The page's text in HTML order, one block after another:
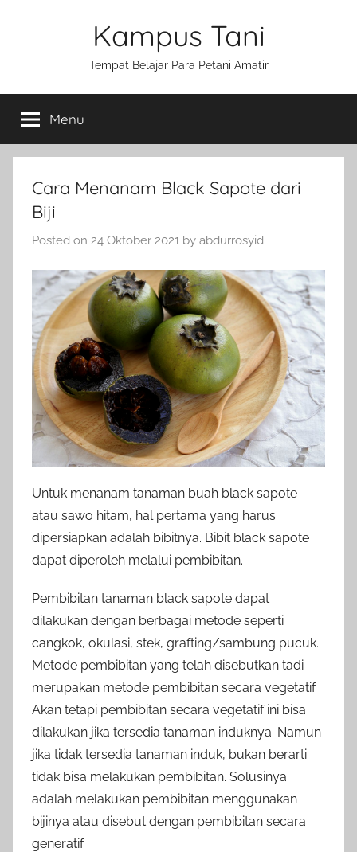
Kampus Tani
Tempat Belajar Para Petani Amatir
Menu
Cara Menanam Black Sapote dari
Biji
Posted on 24 Oktober 2021 by abdurrosyid
Untuk menanam tanaman buah black sapote
atau sawo hitam, hal pertama yang harus
dipersiapkan adalah bibitnya. Bibit black sapote
dapat diperoleh melalui pembibitan.
Pembibitan tanaman black sapote dapat
dilakukan dengan berbagai metode seperti
cangkok, okulasi, stek, grafting/sambung pucuk.
Metode pembibitan yang telah disebutkan tadi
merupakan metode pembibitan secara vegetatif.
Akan tetapi pembibitan secara vegetatif ini bisa
dilakukan jika tersedia tanaman induknya. Namun
jika tidak tersedia tanaman induk, bukan berarti
tidak bisa melakukan pembibitan. Solusinya
adalah melakukan pembibitan menggunakan
bijinya atau disebut dengan pembibitan secara
generatif.